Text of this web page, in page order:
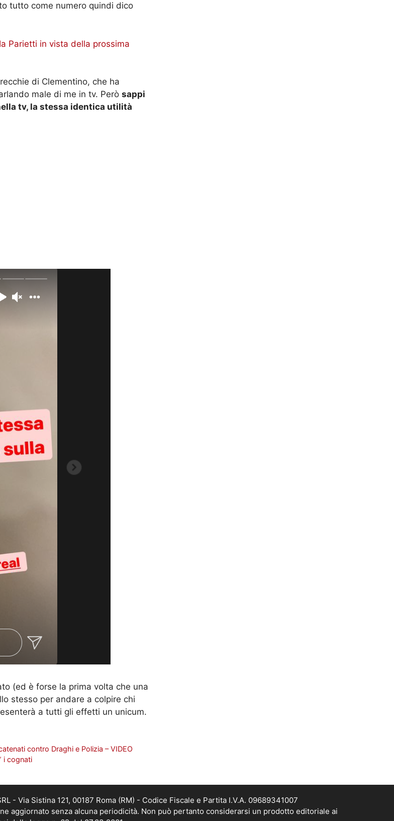
tutto come numero quindi dico
Parietti in vista della prossima
di Clementino, che ha
male di me in tv. Però sappi
tv, la stessa identica utilità
(ed è forse la prima volta che una
stesso per andare a colpire chi
a tutti gli effetti un unicum.
contro Draghi e Polizia – VIDEO
i cognati
- Via Sistina 121, 00187 Roma (RM) - Codice Fiscale e Partita I.V.A. 09689341007
aggiornato senza alcuna periodicità. Non può pertanto considerarsi un prodotto editoriale ai